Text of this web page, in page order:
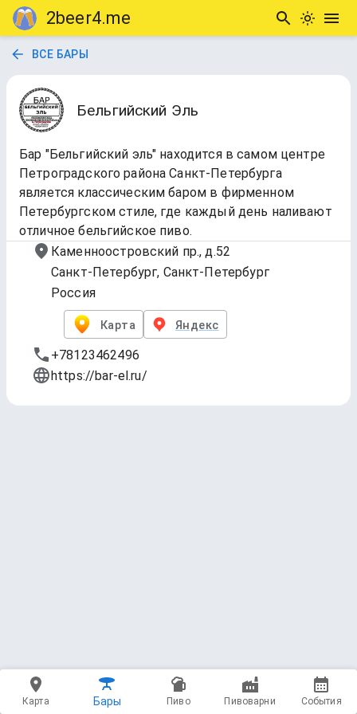
2beer4.me
ВСЕ БАРЫ
Бельгийский Эль
Бар "Бельгийский эль" находится в самом центре
Петроградского района Санкт-Петербурга
является классическим баром в фирменном
Петербургском стиле, где каждый день наливают
отличное бельгийское пиво.
Каменноостровский пр., д.52
Санкт-Петербург, Санкт-Петербург
Россия
Карта Яндекс
+78123462496
https://bar-el.ru/
Карта Бары Пиво Пивоварни События